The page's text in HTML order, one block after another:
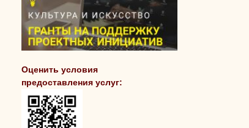
Оценить условия
предоставления услуг: